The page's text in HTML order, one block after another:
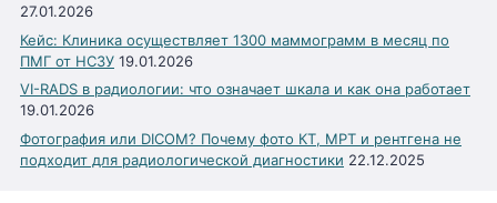
27.01.2026
Кейс: Клиника осуществляет 1300 маммограмм в месяц по
ПМГ от НСЗУ 19.01.2026
VI-RADS в радиологии: что означает шкала и как она работает
19.01.2026
Фотография или DICOM? Почему фото КТ, МРТ и рентгена не
подходит для радиологической диагностики 22.12.2025